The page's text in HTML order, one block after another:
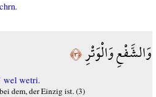
وَالشَّفْعِ وَالْوَتْرِ﴿٣﴾
wel wetri.
dem, der Einzig ist. (3)